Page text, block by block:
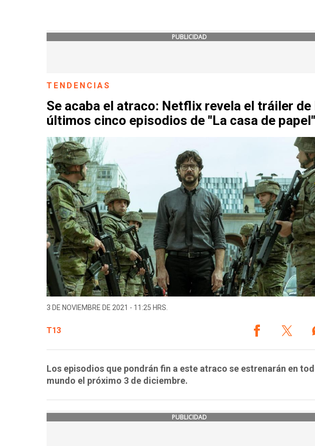
PUBLICIDAD
TENDENCIAS
Se acaba el atraco: Netflix revela el tráiler de
últimos cinco episodios de "La casa de papel"
3 DE NOVIEMBRE DE 2021 - 11:25 HRS.
T13
Los episodios que pondrán fin a este atraco se estrenarán en
mundo el próximo 3 de diciembre.
PUBLICIDAD